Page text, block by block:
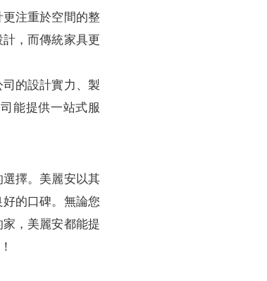
注重於空間的整
，而傳統家具更
的設計實力、製
能提供一站式服
擇。美麗安以其
的口碑。無論您
，美麗安都能提